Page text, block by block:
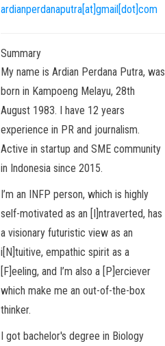
ardianperdanaputra[at]gmail[dot]com
Summary
My name is Ardian Perdana Putra, was
born in Kampoeng Melayu, 28th
August 1983. I have 12 years
experience in PR and journalism.
Active in startup and SME community
in Indonesia since 2015.
I’m an INFP person, which is highly
self-motivated as an [I]ntraverted, has
a visionary futuristic view as an
i[N]tuitive, empathic spirit as a
[F]eeling, and I’m also a [P]erciever
which make me an out-of-the-box
thinker.
I got bachelor's degree in Biology